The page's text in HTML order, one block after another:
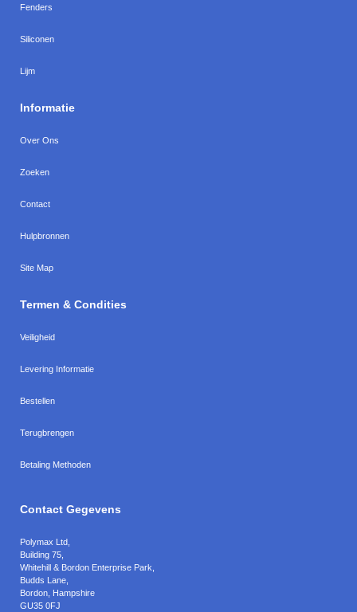
Fenders
Siliconen
Lijm
Informatie
Over Ons
Zoeken
Contact
Hulpbronnen
Site Map
Termen & Condities
Veiligheid
Levering Informatie
Bestellen
Terugbrengen
Betaling Methoden
Contact Gegevens
Polymax Ltd
Building 75,
Whitehill & Bordon Enterprise Park,
Budds Lane
Bordon Hampshire
GU35 0FJ